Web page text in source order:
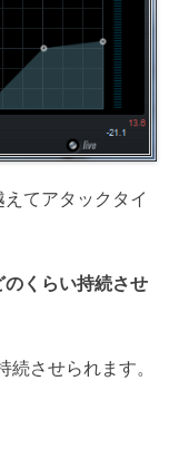
てアタックタイ
のくらい持続させ
続させられます。